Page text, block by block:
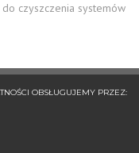
czyszczenia systemów
OBSŁUGUJEMY PRZEZ: